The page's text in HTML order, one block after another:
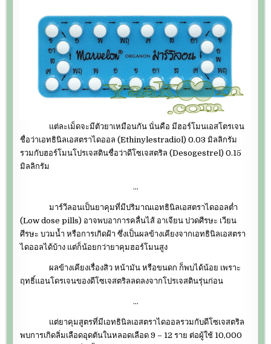
แต่ละเม็ดจะมีตัวยาเหมือนกัน นั่นคือ มีฮอร์โมนเอสโตรเจน
ชื่อว่าเอทธินิลเอสตราไดออล (Ethinylestradiol) 0.03 มิลลิกรัม
รวมกับฮอร์โมนโปรเจสตินชื่อว่าดีโซเจสตริล (Desogestrel) 0.15
มิลลิกรัม
…
มาร์วีลอนเป็นยาคุมที่มีปริมาณเอทธินิลเอสตราไดออลต่ำ
(Low dose pills) อาจพบอาการคลื่นไส้ อาเจียน ปวดศีรษะ เวียน
ศีรษะ บวมน้ำ หรือการเกิดฝ้า ซึ่งเป็นผลข้างเคียงจากเอทธินิลเอสตรา
ไดออลได้บ้าง แต่ก็น้อยกว่ายาคุมฮอร์โมนสูง
ผลข้างเคียงเรื่องสิว หน้ามัน หรือขนดก ก็พบได้น้อย เพราะ
ฤทธิ์แอนโดรเจนของดีโซเจสตริลลดลงจากโปรเจสตินรุ่นก่อน
…
แต่ยาคุมสูตรที่มีเอทธินิลเอสตราไดออลรวมกับดีโซเจสตริล
พบการเกิดลิ่มเลือดอุดตันในหลอดเลือด 9 – 12 ราย ต่อผู้ใช้ 10,000